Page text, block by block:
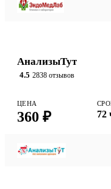
АнализыТут
4.5 2838 отзывов
ЦЕНА
360 ₽ 72